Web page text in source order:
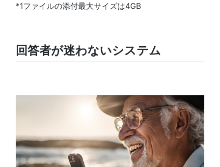
*1ファイルの添付最大サイズは4GB
回答者が迷わないシステム